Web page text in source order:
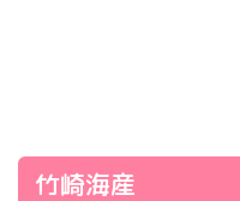
竹崎海産